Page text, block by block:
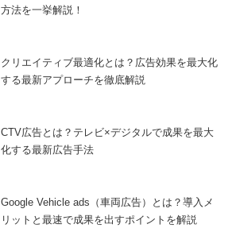
方法を一挙解説！
クリエイティブ最適化とは？広告効果を最大化
する最新アプローチを徹底解説
CTV広告とは？テレビ×デジタルで成果を最大
化する最新広告手法
Google Vehicle ads（車両広告）とは？導入メ
リットと最速で成果を出すポイントを解説